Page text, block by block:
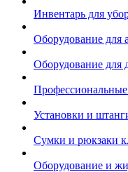
Инвентарь для
Оборудование для
Оборудование для
Установки и
Сумки и рюкзаки
Оборудование и